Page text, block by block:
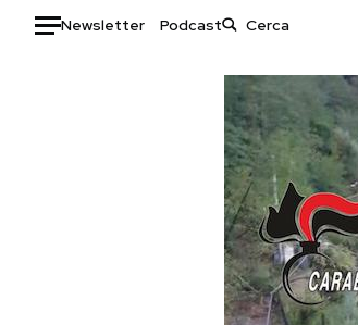
Newsletter Podcast
Auto
Moda
Libri
Consumismi
Storie/Idee
Ok Boomer!